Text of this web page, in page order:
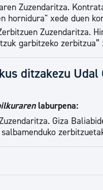
Zuzendaritza.
hornidura" xede duen
Zuzendaritza.
garbitzeko
ditzakezu
laburpena:
Giza